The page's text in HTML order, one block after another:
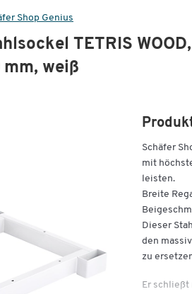
Shop Genius
TETRIS
weiß
Schäfer
mit
leisten.
Breite
Dieser
den
zu
Er schließt